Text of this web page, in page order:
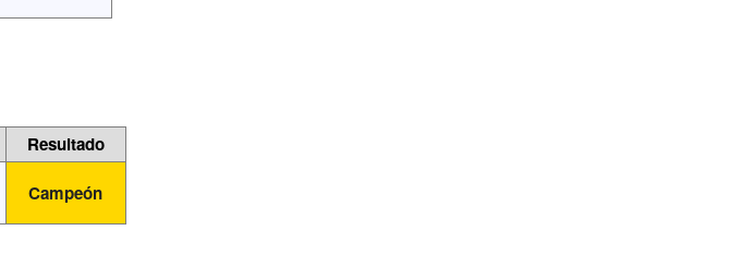
Resultado
Campeón